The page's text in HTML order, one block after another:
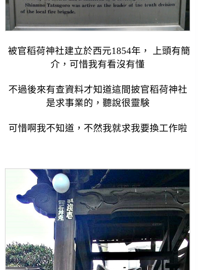
被官稻荷神社建立於西元1854年， 上頭有簡
介，可惜我有看沒有懂
不過後來有查資料才知道這間披官稻荷神社
是求事業的，聽說很靈験
可惜啊我不知道，不然我就求我要換工作啦